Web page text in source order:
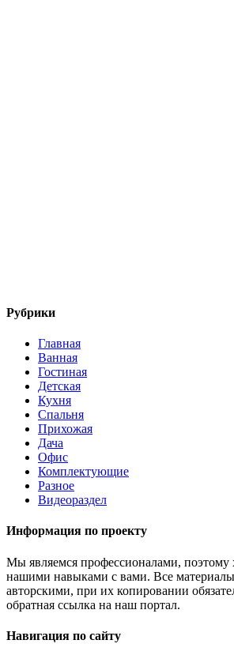
Рубрики
Главная
Ванная
Гостиная
Детская
Кухня
Спальня
Прихожая
Дача
Офис
Комплектующие
Разное
Видеораздел
Информация по проекту
Мы являемся профессионалами, поэтому
нашими навыками с вами. Все материалы
авторскими, при их копировании
обратная ссылка на наш портал.
Навигация по сайту